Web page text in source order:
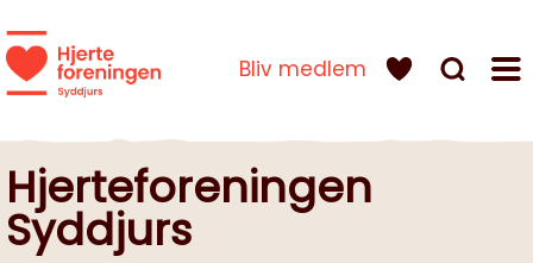
Bliv medlem
Hjerteforeningen
Syddjurs